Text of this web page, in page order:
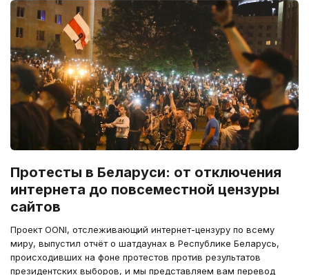
Протесты в Беларуси: от отключения
интернета до повсеместной цензуры
сайтов
Проект OONI, отслеживающий интернет-цензуру по всему
миру, выпустил отчёт о шатдаунах в Республике Беларусь,
происходивших на фоне протестов против результатов
президентских выборов, и мы представляем вам перевод